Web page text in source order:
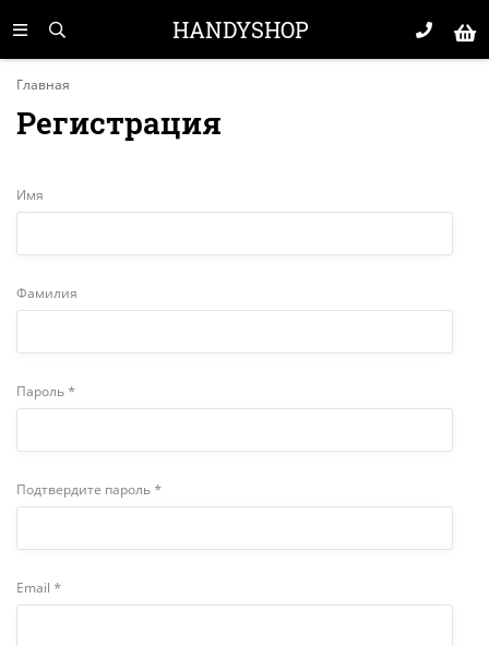
HANDYSHOP
Главная
Регистрация
Имя
Фамилия
Пароль *
Подтвердите пароль *
Email *